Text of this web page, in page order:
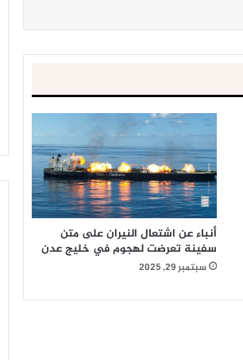
أنباء عن اشتعال النيران على متن
سفينة تعرضت لهجوم في خليج عدن
سبتمبر 29, 2025